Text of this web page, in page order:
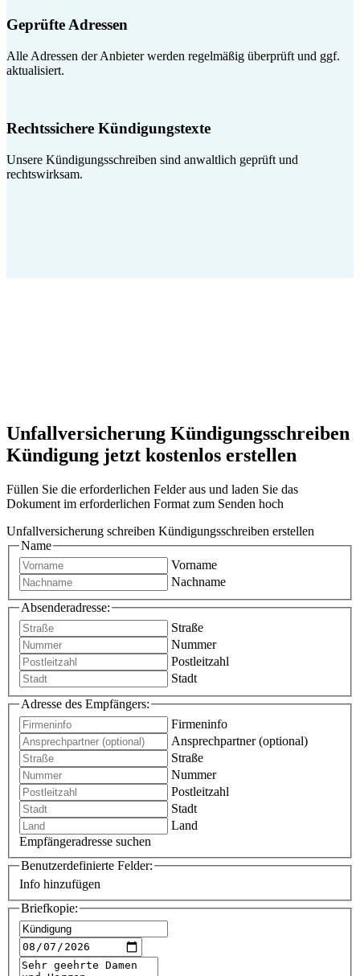
Geprüfte Adressen
Alle Adressen der Anbieter werden regelmäßig überprüft und ggf.
aktualisiert.
Rechtssichere Kündigungstexte
Unsere Kündigungsschreiben sind anwaltlich geprüft und
rechtswirksam.
Unfallversicherung Kündigungsschreiben
Kündigung jetzt kostenlos erstellen
Füllen Sie die erforderlichen Felder aus und laden Sie das
Dokument im erforderlichen Format zum Senden hoch
Unfallversicherung schreiben Kündigungsschreiben erstellen
Name
Vorname
Nachname
Absenderadresse:
Straße
Nummer
Postleitzahl
Stadt
Adresse des Empfängers:
Firmeninfo
Ansprechpartner (optional)
Straße
Nummer
Postleitzahl
Stadt
Land
Empfängeradresse suchen
Benutzerdefinierte Felder:
Info hinzufügen
Briefkopie: